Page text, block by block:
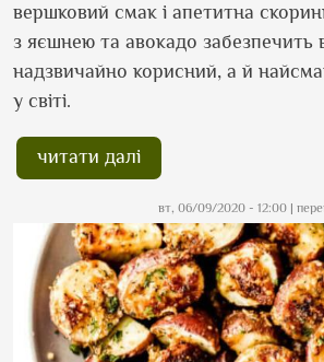
вершковий смак і апетитна
з яєшнею та авокадо забезпечить
надзвичайно корисний, а й
у світі.
читати далі
вт, 06/09/2020 - 12:00 |